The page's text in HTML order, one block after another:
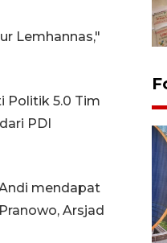
Lemhannas,"
Politik 5.0 Tim
PDI
mendapat
Arsjad